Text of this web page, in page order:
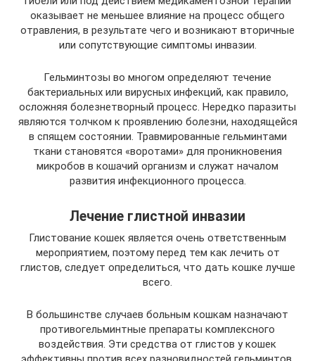
оказывает не меньшее влияние на процесс общего
отравления, в результате чего и возникают вторичные
или сопутствующие симптомы инвазии.
Гельминтозы во многом определяют течение
бактериальных или вирусных инфекций, как правило,
осложняя болезнетворный процесс. Нередко паразиты
являются толчком к проявлению болезни, находящейся
в спящем состоянии. Травмированные гельминтами
ткани становятся «воротами» для проникновения
микробов в кошачий организм и служат началом
развития инфекционного процесса.
Лечение глистной инвазии
Глистование кошек является очень ответственным
мероприятием, поэтому перед тем как лечить от
глистов, следует определиться, что дать кошке лучше
всего.
В большинстве случаев больным кошкам назначают
противогельминтные препараты комплексного
воздействия. Эти средства от глистов у кошек